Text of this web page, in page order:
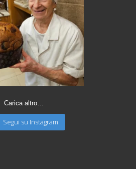
Carica altro…
Segui su Instagram